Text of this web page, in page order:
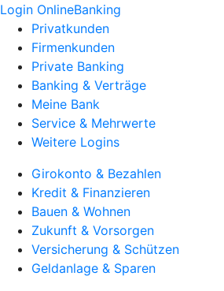
Login OnlineBanking
Privatkunden
Firmenkunden
Private Banking
Banking & Verträge
Meine Bank
Service & Mehrwerte
Weitere Logins
Girokonto & Bezahlen
Kredit & Finanzieren
Bauen & Wohnen
Zukunft & Vorsorgen
Versicherung & Schützen
Geldanlage & Sparen